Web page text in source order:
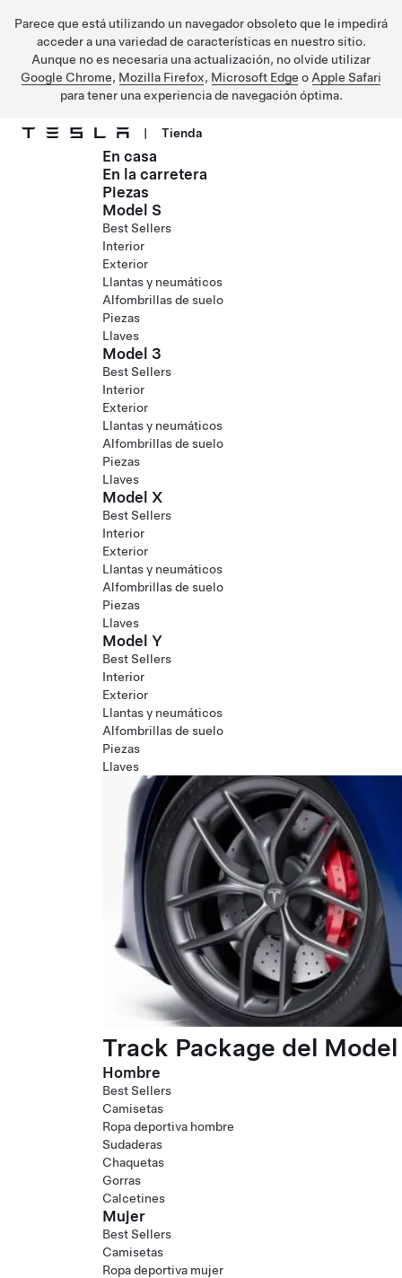
Parece que está utilizando un navegador obsoleto que le impedirá
acceder a una variedad de características en nuestro sitio.
Aunque no es necesaria una actualización, no olvide utilizar
Google Chrome, Mozilla Firefox, Microsoft Edge o Apple Safari
para tener una experiencia de navegación óptima.
Ir al contenido principal
| Tienda
En casa
En la carretera
Piezas
Model S
Best Sellers
Interior
Exterior
Llantas y neumáticos
Alfombrillas de suelo
Piezas
Llaves
Model 3
Best Sellers
Interior
Exterior
Llantas y neumáticos
Alfombrillas de suelo
Piezas
Llaves
Model X
Best Sellers
Interior
Exterior
Llantas y neumáticos
Alfombrillas de suelo
Piezas
Llaves
Model Y
Best Sellers
Interior
Exterior
Llantas y neumáticos
Alfombrillas de suelo
Piezas
Llaves
Track Package del
Hombre
Best Sellers
Camisetas
Ropa deportiva hombre
Sudaderas
Chaquetas
Gorras
Calcetines
Mujer
Best Sellers
Camisetas
Ropa deportiva mujer